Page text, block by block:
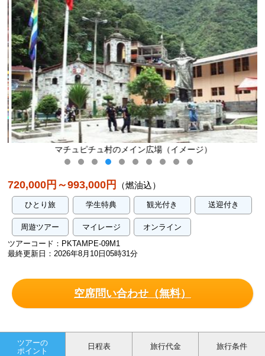
マチュピチュ村のメイン広場（イメージ）
720,000円～993,000円 （燃油込）
ひとり旅 学生特典 観光付き 送迎付き
周遊ツアー マイレージ
オンライン
ツアーコード：PKTAMPE-09M1
最終更新日：2026年8月10日05時31分
空席問い合わせ（無料）
ツアーの
ポイント
日程表 旅行代金 旅行条件